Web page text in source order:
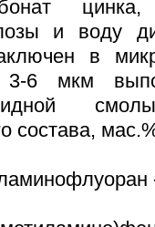
цинка,
и воду
в
3-6 мкм
состава,